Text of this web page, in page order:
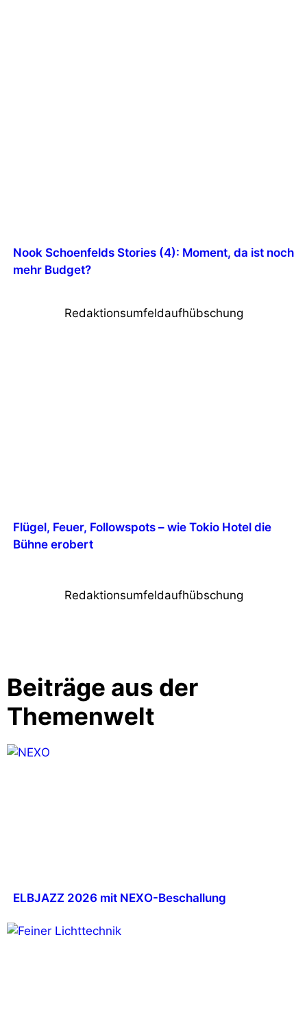
Nook Schoenfelds Stories (4): Moment, da ist noch
mehr Budget?
Redaktionsumfeldaufhübschung
Flügel, Feuer, Followspots – wie Tokio Hotel die
Bühne erobert
Redaktionsumfeldaufhübschung
Beiträge aus der
Themenwelt
ELBJAZZ 2026 mit NEXO-Beschallung